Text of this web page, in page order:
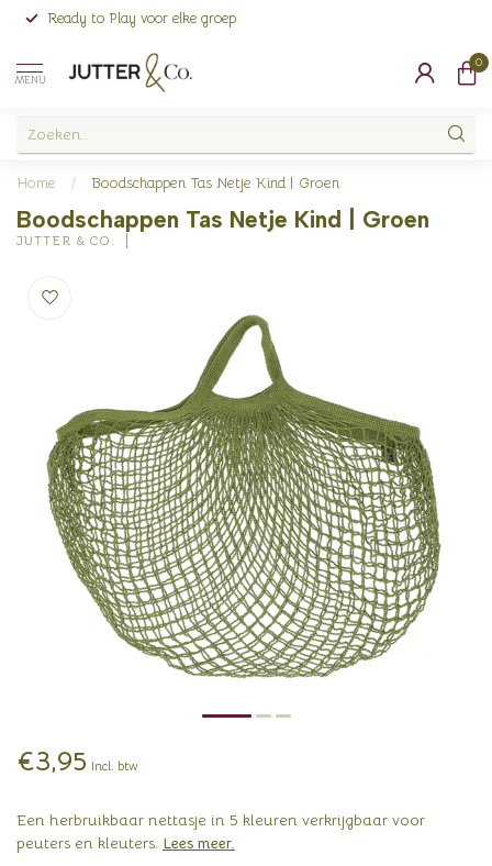
Ready to Play voor elke groep
MENU
0
Home / Boodschappen Tas Netje Kind | Groen
Boodschappen Tas Netje Kind | Groen
JUTTER & CO.
€3,95 Incl. btw
Een herbruikbaar nettasje in 5 kleuren verkrijgbaar voor
peuters en kleuters. Lees meer.